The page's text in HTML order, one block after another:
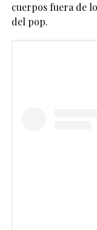
cuerpos fuera de
del pop.